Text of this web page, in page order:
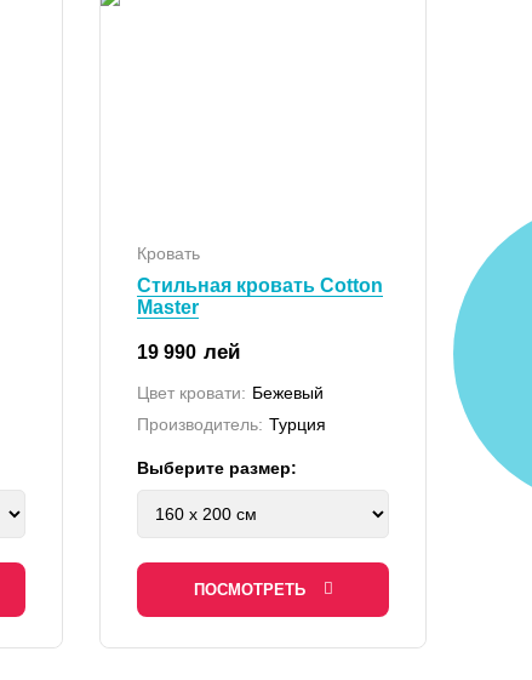
Кровать
Стильная кровать Cotton
Master
19 990 лей
Цвет кровати: Бежевый
Производитель: Турция
Выберите размер:
ПОСМОТРЕТЬ